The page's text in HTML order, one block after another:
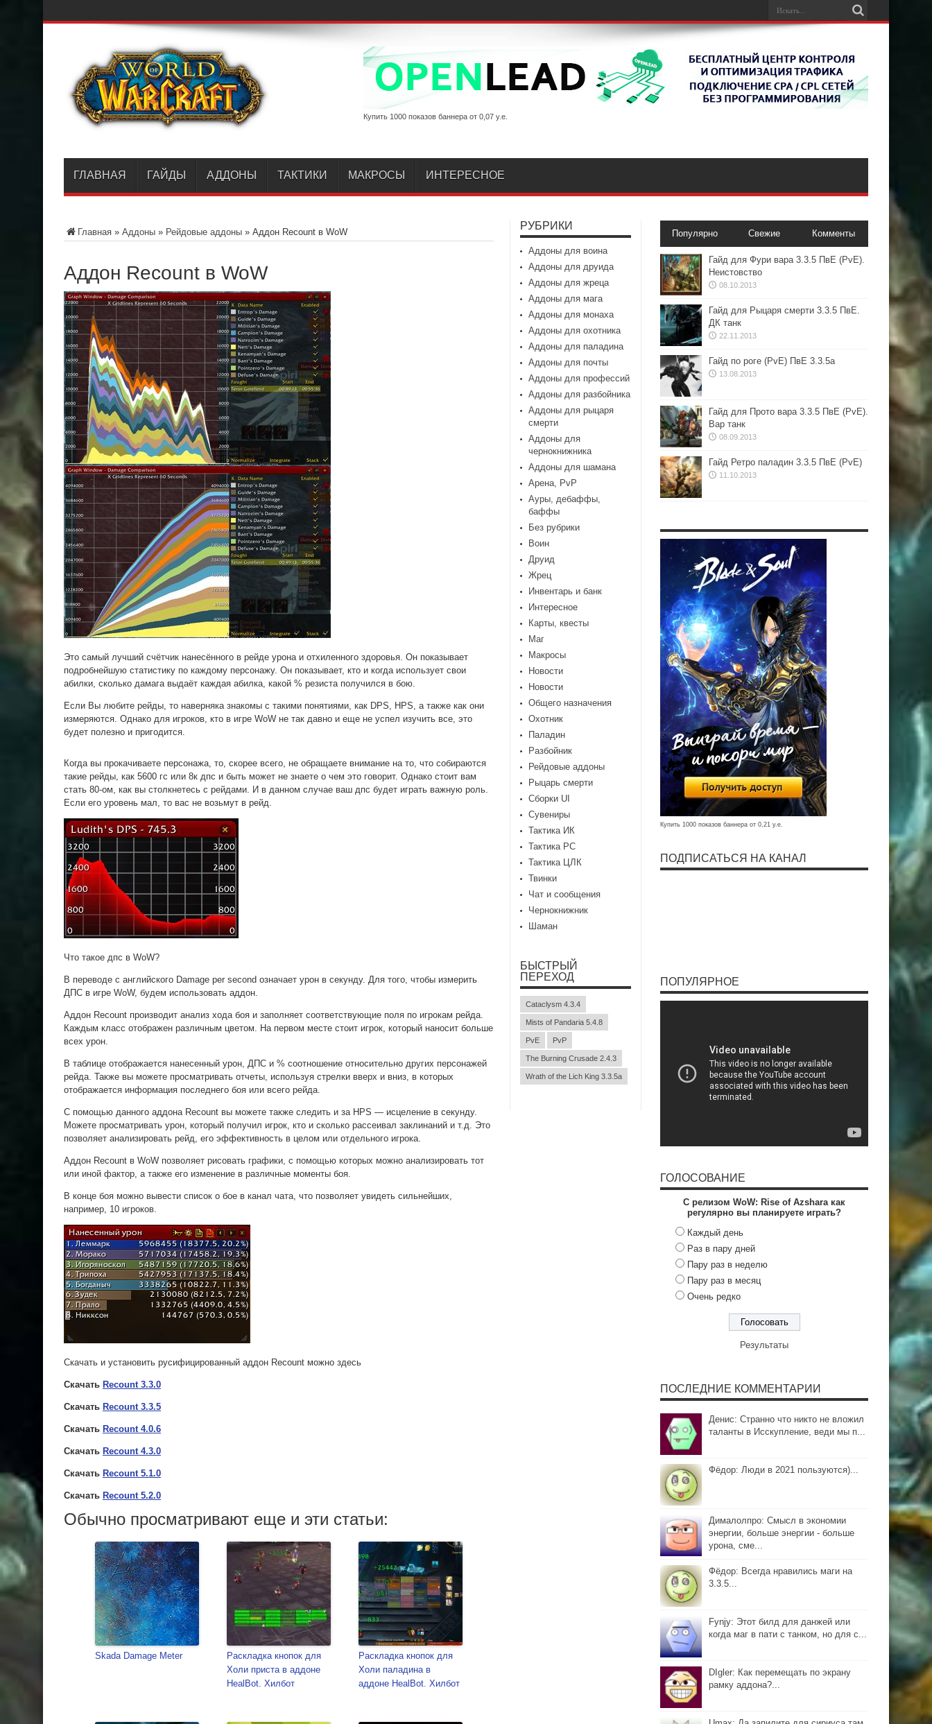
Купить 1000 показов баннера от 0,07 у.е.
ГЛАВНАЯ ГАЙДЫ АДДОНЫ ТАКТИКИ МАКРОСЫ ИНТЕРЕСНОЕ
Главная » Аддоны » Рейдовые аддоны » Аддон Recount в WoW
Аддон Recount в WoW
Это самый лучший счётчик нанесённого в рейде урона и отхиленного здоровья. Он показывает
подробнейшую статистику по каждому персонажу. Он показывает, кто и когда использует свои
абилки, сколько дамага выдаёт каждая абилка, какой % резиста получился в бою.
Если Вы любите рейды, то наверняка знакомы с такими понятиями, как DPS, HPS, а также как они
измеряются. Однако для игроков, кто в игре WoW не так давно и еще не успел изучить все, это
будет полезно и пригодится.
Когда вы прокачиваете персонажа, то, скорее всего, не обращаете внимание на то, что собираются
такие рейды, как 5600 гс или 8к дпс и быть может не знаете о чем это говорит. Однако стоит вам
стать 80-ом, как вы столкнетесь с рейдами. И в данном случае ваш дпс будет играть важную роль.
Если его уровень мал, то вас не возьмут в рейд.
Что такое дпс в WoW?
В переводе с английского Damage per second означает урон в секунду. Для того, чтобы измерить
ДПС в игре WоW, будем использовать аддон.
Аддон Recount производит анализ хода боя и заполняет соответствующие поля по игрокам рейда.
Каждым класс отображен различным цветом. На первом месте стоит игрок, который наносит больше
всех урон.
В таблице отображается нанесенный урон, ДПС и % соотношение относительно других персонажей
рейда. Также вы можете просматривать отчеты, используя стрелки вверх и вниз, в которых
отображается информация последнего боя или всего рейда.
С помощью данного аддона Recount вы можете также следить и за HPS — исцеление в секунду.
Можете просматривать урон, который получил игрок, кто и сколько рассеивал заклинаний и т.д. Это
позволяет анализировать рейд, его эффективность в целом или отдельного игрока.
Аддон Recount в WoW позволяет рисовать графики, с помощью которых можно анализировать тот
или иной фактор, а также его изменение в различные моменты боя.
В конце боя можно вывести список о бое в канал чата, что позволяет увидеть сильнейших,
например, 10 игроков.
Скачать и установить русифицированный аддон Recount можно здесь
Скачать Recount 3.3.0
Скачать Recount 3.3.5
Скачать Recount 4.0.6
Скачать Recount 4.3.0
Скачать Recount 5.1.0
Скачать Recount 5.2.0
Обычно просматривают еще и эти статьи:
Skada Damage Meter
Раскладка кнопок для
Холи приста в аддоне
HealBot. Хилбот
Раскладка кнопок для
Холи паладина в
аддоне HealBot. Хилбот
РУБРИКИ
Аддоны для воина
Аддоны для друида
Аддоны для жреца
Аддоны для мага
Аддоны для монаха
Аддоны для охотника
Аддоны для паладина
Аддоны для почты
Аддоны для профессий
Аддоны для разбойника
Аддоны для рыцаря
смерти
Аддоны для
чернокнижника
Аддоны для шамана
Арена, PvP
Ауры, дебаффы,
баффы
Без рубрики
Воин
Друид
Жрец
Инвентарь и банк
Интересное
Карты, квесты
Маг
Макросы
Новости
Новости
Общего назначения
Охотник
Паладин
Разбойник
Рейдовые аддоны
Рыцарь смерти
Сборки UI
Сувениры
Тактика ИК
Тактика РС
Тактика ЦЛК
Твинки
Чат и сообщения
Чернокнижник
Шаман
БЫСТРЫЙ
ПЕРЕХОД
Cataclysm 4.3.4
Mists of Pandaria 5.4.8
PvE PvP
The Burning Crusade 2.4.3
Wrath of the Lich King 3.3.5a
Популярно Свежие Комменты
Гайд для Фури вара 3.3.5 ПвЕ (PvE).
Неистовство
08.10.2013
Гайд для Рыцаря смерти 3.3.5 ПвЕ.
ДК танк
22.11.2013
Гайд по роге (PvE) ПвЕ 3.3.5а
13.08.2013
Гайд для Прото вара 3.3.5 ПвЕ (PvE).
Вар танк
08.09.2013
Гайд Ретро паладин 3.3.5 ПвЕ (PvE)
11.10.2013
Купить 1000 показов баннера от 0,21 у.е.
ПОДПИСАТЬСЯ НА КАНАЛ
ПОПУЛЯРНОЕ
ГОЛОСОВАНИЕ
С релизом WoW: Rise of Azshara как
регулярно вы планируете играть?
Каждый день
Раз в пару дней
Пару раз в неделю
Пару раз в месяц
Очень редко
Результаты
ПОСЛЕДНИЕ КОММЕНТАРИИ
Денис: Странно что никто не вложил
таланты в Исскупление, веди мы п...
Фёдор: Люди в 2021 пользуются)...
Дималолпро: Смысл в экономии
энергии, больше энергии - больше
урона, сме...
Фёдор: Всегда нравились маги на
3.3.5...
Fynjy: Этот билд для данжей или
когда маг в пати с танком, но для с...
DIgler: Как перемещать по экрану
рамку аддона?...